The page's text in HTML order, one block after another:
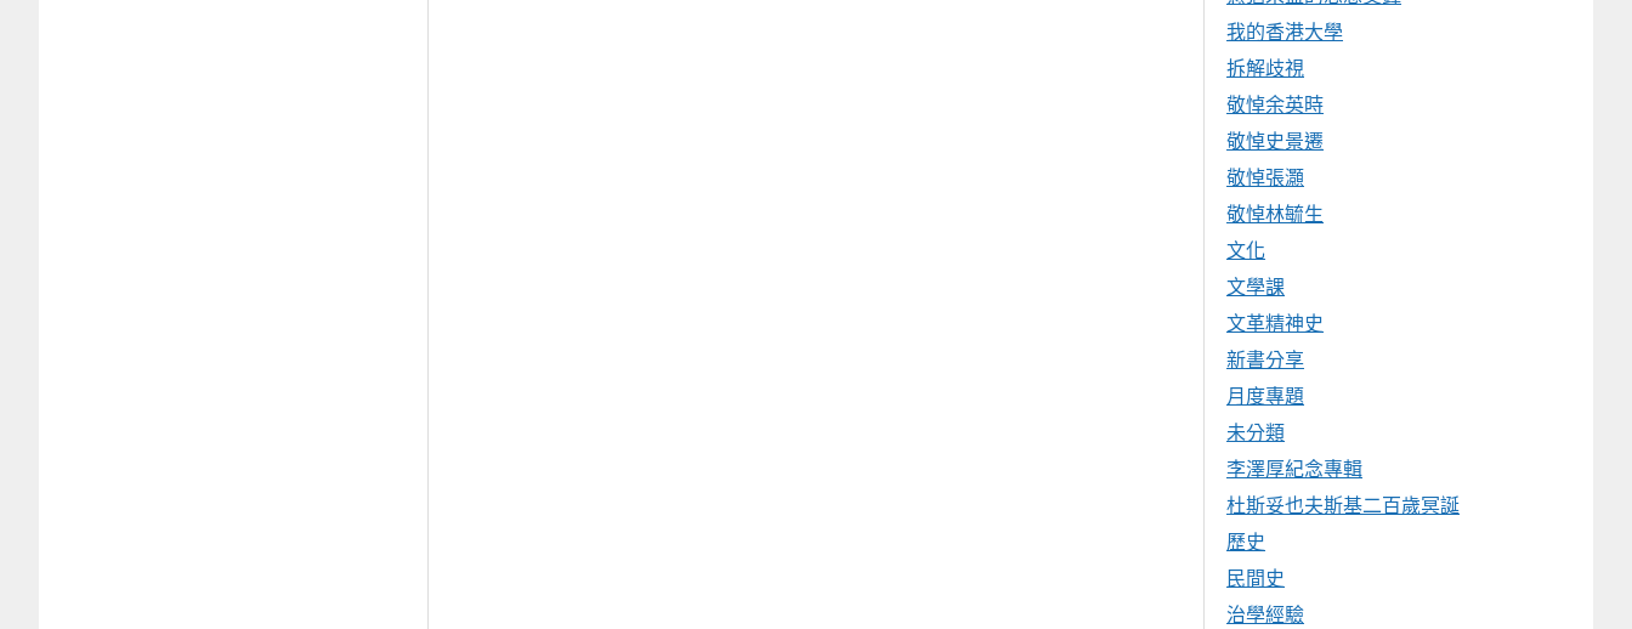
我的香港大學
拆解歧視
敬悼余英時
敬悼史景遷
敬悼張灝
敬悼林毓生
文化
文學課
文革精神史
新書分享
月度專題
未分類
李澤厚紀念專輯
杜斯妥也夫斯基二百歲冥誕
歷史
民間史
治學經驗